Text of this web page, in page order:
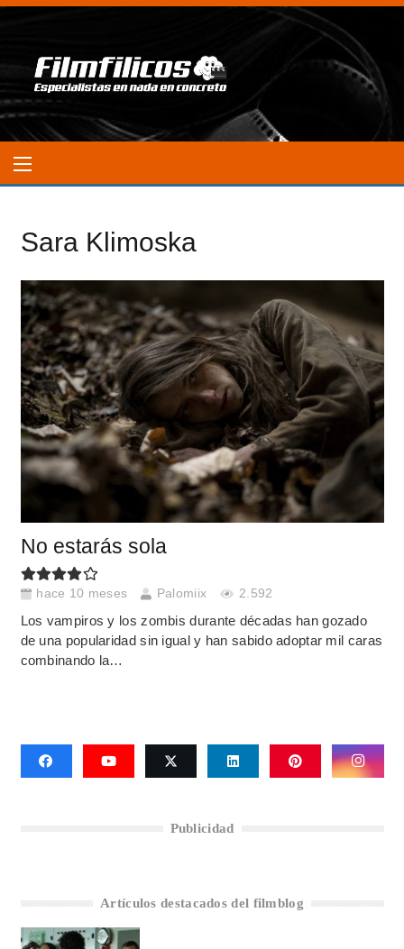
Sara Klimoska
No estarás sola
hace 10 meses Palomiix 2.592
Los vampiros y los zombis durante décadas han gozado
de una popularidad sin igual y han sabido adoptar mil caras
combinando la…
Publicidad
Artículos destacados del filmblog